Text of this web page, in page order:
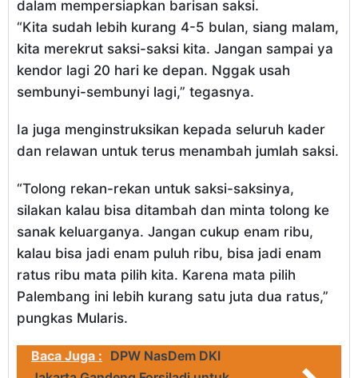
dalam mempersiapkan barisan saksi.
“Kita sudah lebih kurang 4-5 bulan, siang malam,
kita merekrut saksi-saksi kita. Jangan sampai ya
kendor lagi 20 hari ke depan. Nggak usah
sembunyi-sembunyi lagi,” tegasnya.
Ia juga menginstruksikan kepada seluruh kader
dan relawan untuk terus menambah jumlah saksi.
“Tolong rekan-rekan untuk saksi-saksinya,
silakan kalau bisa ditambah dan minta tolong ke
sanak keluarganya. Jangan cukup enam ribu,
kalau bisa jadi enam puluh ribu, bisa jadi enam
ratus ribu mata pilih kita. Karena mata pilih
Palembang ini lebih kurang satu juta dua ratus,”
pungkas Mularis.
Baca Juga : DPW NasDem DKI